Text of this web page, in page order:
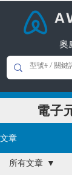
奧
電子
文章
所有文章